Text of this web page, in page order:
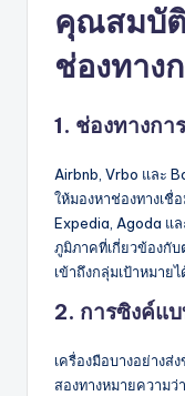
คุณสมบั
ช่องทาง
1. ช่องทางกา
Airbnb, Vrbo และ
ให้มองหาช่องทางเชื่
Expedia, Agoda แ
ภูมิภาคที่เกี่ยวข้องกับ
เข้าถึงกลุ่มเป้าหมาย
2. การซิงค์แ
เครื่องมือบางอย่างส่
สองทางหมายความว่